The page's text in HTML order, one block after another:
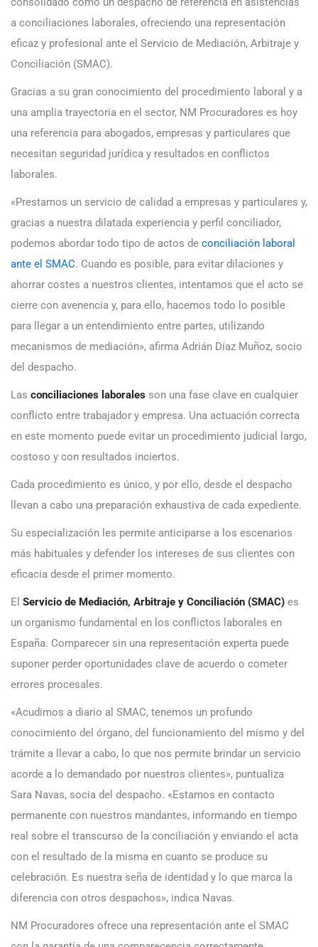
a conciliaciones laborales, ofreciendo una representación
eficaz y profesional ante el Servicio de Mediación, Arbitraje y
Conciliación (SMAC).
Gracias a su gran conocimiento del procedimiento laboral y a
una amplia trayectoria en el sector, NM Procuradores es hoy
una referencia para abogados, empresas y particulares que
necesitan seguridad jurídica y resultados en conflictos
laborales.
«Prestamos un servicio de calidad a empresas y particulares y,
gracias a nuestra dilatada experiencia y perfil conciliador,
podemos abordar todo tipo de actos de conciliación laboral
ante el SMAC. Cuando es posible, para evitar dilaciones y
ahorrar costes a nuestros clientes, intentamos que el acto se
cierre con avenencia y, para ello, hacemos todo lo posible
para llegar a un entendimiento entre partes, utilizando
mecanismos de mediación», afirma Adrián Díaz Muñoz, socio
del despacho.
Las conciliaciones laborales son una fase clave en cualquier
conflicto entre trabajador y empresa. Una actuación correcta
en este momento puede evitar un procedimiento judicial largo,
costoso y con resultados inciertos.
Cada procedimiento es único, y por ello, desde el despacho
llevan a cabo una preparación exhaustiva de cada expediente.
Su especialización les permite anticiparse a los escenarios
más habituales y defender los intereses de sus clientes con
eficacia desde el primer momento.
El Servicio de Mediación, Arbitraje y Conciliación (SMAC) es
un organismo fundamental en los conflictos laborales en
España. Comparecer sin una representación experta puede
suponer perder oportunidades clave de acuerdo o cometer
errores procesales.
«Acudimos a diario al SMAC, tenemos un profundo
conocimiento del órgano, del funcionamiento del mismo y del
trámite a llevar a cabo, lo que nos permite brindar un servicio
acorde a lo demandado por nuestros clientes», puntualiza
Sara Navas, socia del despacho. «Estamos en contacto
permanente con nuestros mandantes, informando en tiempo
real sobre el transcurso de la conciliación y enviando el acta
con el resultado de la misma en cuanto se produce su
celebración. Es nuestra seña de identidad y lo que marca la
diferencia con otros despachos», indica Navas.
NM Procuradores ofrece una representación ante el SMAC